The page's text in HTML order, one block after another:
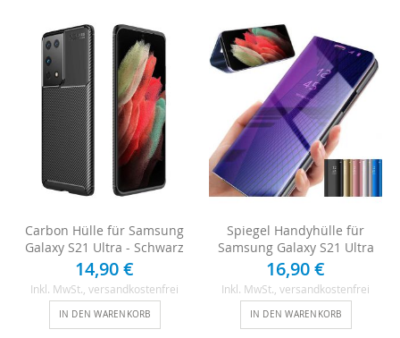
Carbon Hülle für Samsung
Galaxy S21 Ultra - Schwarz
14,90 €
Inkl. MwSt., versandkostenfrei
IN DEN WARENKORB
Spiegel Handyhülle für
Samsung Galaxy S21 Ultra
16,90 €
Inkl. MwSt., versandkostenfrei
IN DEN WARENKORB